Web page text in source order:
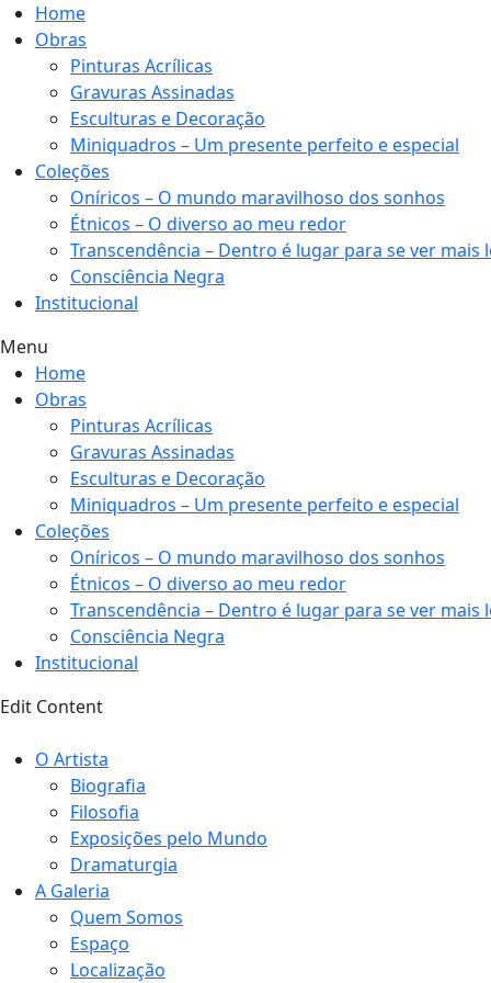
Home
Obras
Pinturas Acrílicas
Gravuras Assinadas
Esculturas e Decoração
Miniquadros – Um presente perfeito e especial
Coleções
Oníricos – O mundo maravilhoso dos sonhos
Étnicos – O diverso ao meu redor
Transcendência – Dentro é lugar para se ver mais
Consciência Negra
Institucional
Menu
Home
Obras
Pinturas Acrílicas
Gravuras Assinadas
Esculturas e Decoração
Miniquadros – Um presente perfeito e especial
Coleções
Oníricos – O mundo maravilhoso dos sonhos
Étnicos – O diverso ao meu redor
Transcendência – Dentro é lugar para se ver mais
Consciência Negra
Institucional
Edit Content
O Artista
Biografia
Filosofia
Exposições pelo Mundo
Dramaturgia
A Galeria
Quem Somos
Espaço
Localização